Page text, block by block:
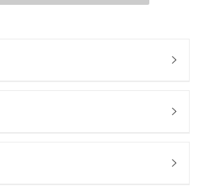


